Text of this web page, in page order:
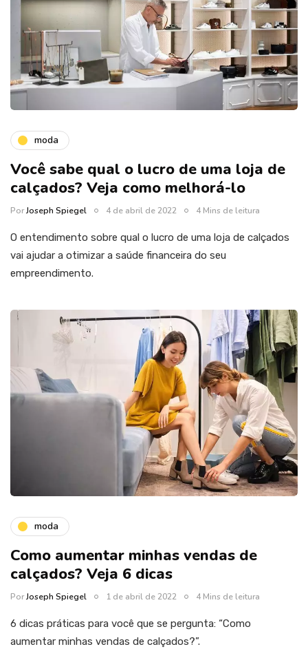
moda
Você sabe qual o lucro de uma loja de
calçados? Veja como melhorá-lo
PorJoseph Spiegel 4 de abril de 2022 4 Mins de leitura
O entendimento sobre qual o lucro de uma loja de calçados
vai ajudar a otimizar a saúde financeira do seu
empreendimento.
moda
Como aumentar minhas vendas de
calçados? Veja 6 dicas
PorJoseph Spiegel 1 de abril de 2022 4 Mins de leitura
6 dicas práticas para você que se pergunta: “Como
aumentar minhas vendas de calçados?”.